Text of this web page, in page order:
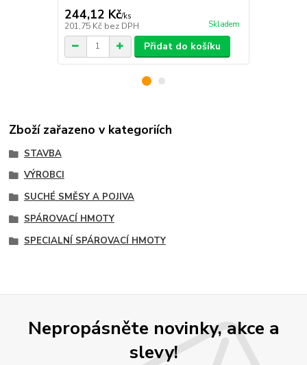
244,12 Kč/ks
201,75 Kč bez DPH Skladem
Přidat do košíku
Zboží zařazeno v kategoriích
STAVBA
VÝROBCI
SUCHÉ SMĚSY A POJIVA
SPÁROVACÍ HMOTY
SPECIALNÍ SPÁROVACÍ HMOTY
Nepropásněte novinky, akce a
slevy!